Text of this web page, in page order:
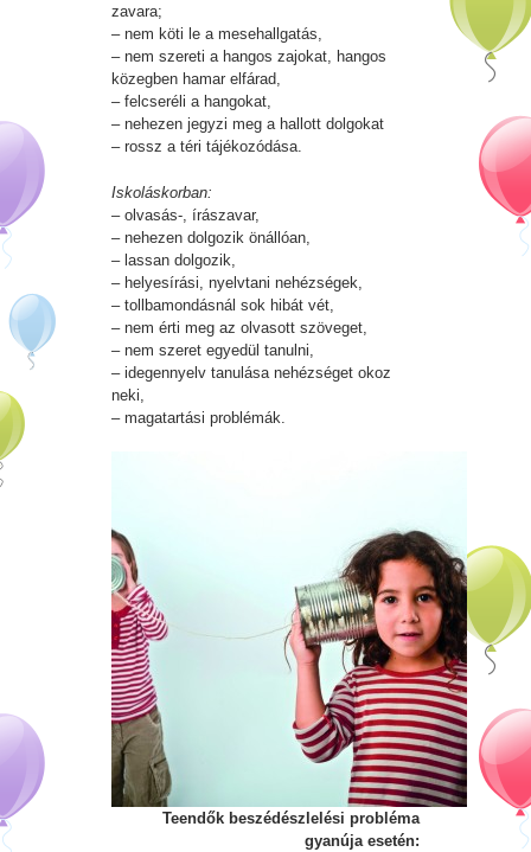
zavara;
– nem köti le a mesehallgatás,
– nem szereti a hangos zajokat, hangos
közegben hamar elfárad,
– felcseréli a hangokat,
– nehezen jegyzi meg a hallott dolgokat
– rossz a téri tájékozódása.
Iskoláskorban:
– olvasás-, írászavar,
– nehezen dolgozik önállóan,
– lassan dolgozik,
– helyesírási, nyelvtani nehézségek,
– tollbamondásnál sok hibát vét,
– nem érti meg az olvasott szöveget,
– nem szeret egyedül tanulni,
– idegennyelv tanulása nehézséget okoz
neki,
– magatartási problémák.
Teendők beszédészlelési probléma
gyanúja esetén: